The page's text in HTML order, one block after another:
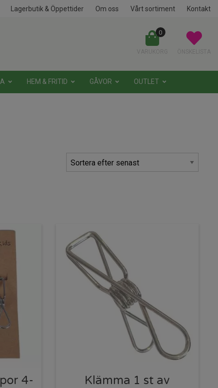
Lagerbutik & Öppettider Om oss Vårt sortiment Kontakt
0
HEM & FRITID GÅVOR OUTLET
4-
Klämma 1 st av